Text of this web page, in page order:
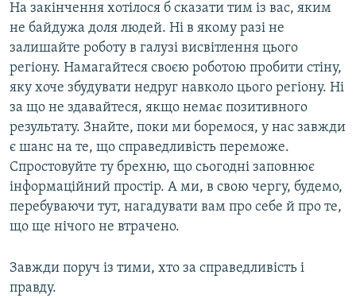
На закінчення хотілося б сказати тим із вас, яким
не байдужа доля людей. Ні в якому разі не
залишайте роботу в галузі висвітлення цього
регіону. Намагайтеся своєю роботою пробити стіну,
яку хоче збудувати недруг навколо цього регіону. Ні
за що не здавайтеся, якщо немає позитивного
результату. Знайте, поки ми боремося, у нас завжди
є шанс на те, що справедливість переможе.
Спростовуйте ту брехню, що сьогодні заповнює
інформаційний простір. А ми, в свою чергу, будемо,
перебуваючи тут, нагадувати вам про себе й про те,
що ще нічого не втрачено.
Завжди поруч із тими, хто за справедливість і
правду.